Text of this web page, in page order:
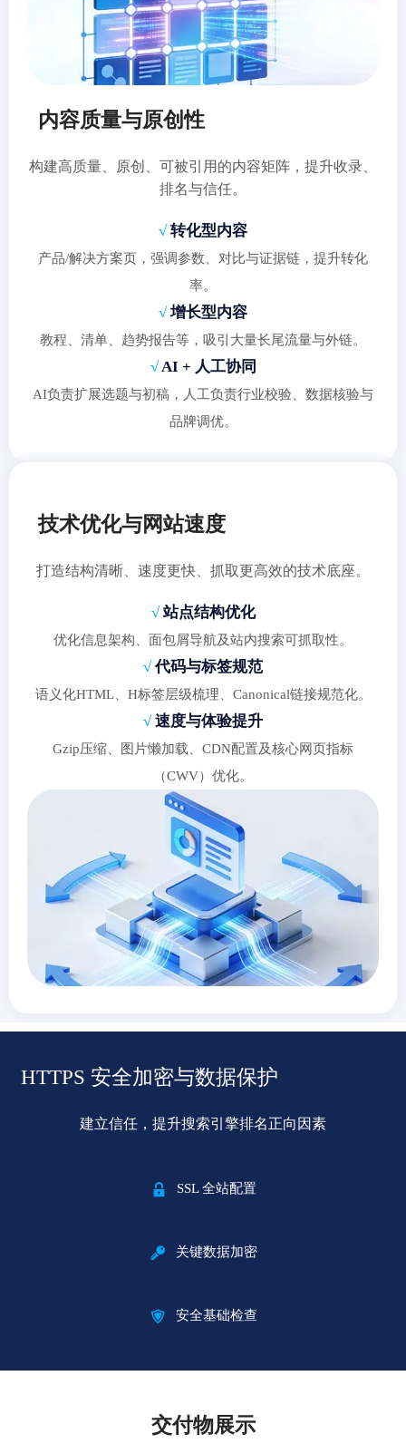
内容质量与原创性
构建高质量、原创、可被引用的内容矩阵，提升收录、
排名与信任。
√转化型内容
产品/解决方案页，强调参数、对比与证据链，提升转化
率。
√增长型内容
教程、清单、趋势报告等，吸引大量长尾流量与外链。
√AI + 人工协同
AI负责扩展选题与初稿，人工负责行业校验、数据核验与
品牌调优。
技术优化与网站速度
打造结构清晰、速度更快、抓取更高效的技术底座。
√站点结构优化
优化信息架构、面包屑导航及站内搜索可抓取性。
√ 代码与标签规范
语义化HTML、H标签层级梳理、Canonical链接规范化。
√ 速度与体验提升
Gzip压缩、图片懒加载、CDN配置及核心网页指标
（CWV）优化。
HTTPS 安全加密与数据保护
建立信任，提升搜索引擎排名正向因素
 SSL 全站配置
 关键数据加密
 安全基础检查
交付物展示